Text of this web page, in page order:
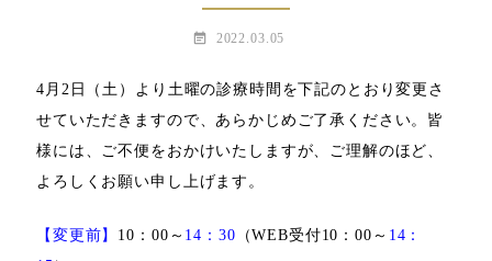
event_note 2022.03.05
4月2日（土）より土曜の診療時間を下記のとおり変更さ
せていただきますので、あらかじめご了承ください。 皆
様には、ご不便をおかけいたしますが、ご理解のほど、
よろしくお願い申し上げます。
【変更前】 10：00～ 14：30 （WEB受付10：00～ 14：